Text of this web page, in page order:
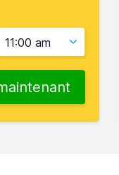
11:00 am